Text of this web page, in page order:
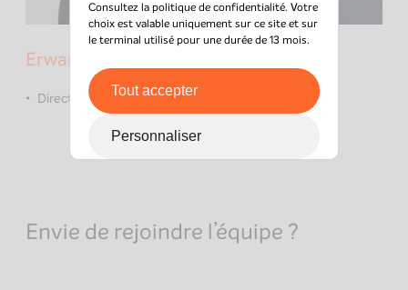
Erwan Mangaud
Directeur associé
Envie de rejoindre l’équipe ?
Consultez lapolitique de confidentialité. Votre
choix est valable uniquement sur ce site et sur
le terminal utilisé pour une durée de 13 mois.
Tout accepter
Personnaliser